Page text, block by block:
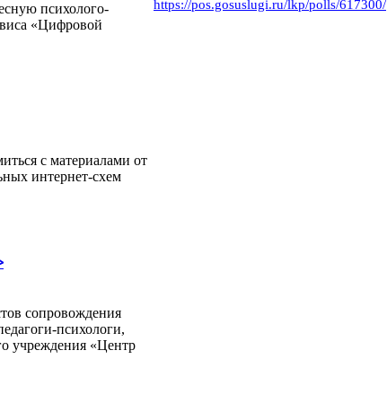
психолого-
«Цифровой
с материалами от
интернет-схем
сопровождения
психологи,
учреждения «Центр
https://pos.gosuslugi.ru/lkp/polls/617300/